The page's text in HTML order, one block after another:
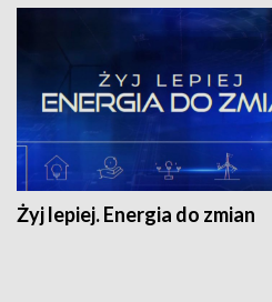
Żyj lepiej. Energia do zmian